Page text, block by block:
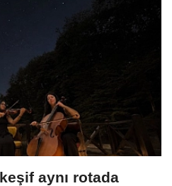
aynı rotada